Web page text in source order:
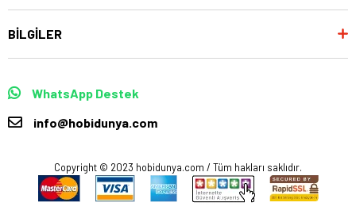
BİLGİLER
WhatsApp Destek
info@hobidunya.com
Copyright © 2023 hobidunya.com / Tüm hakları saklıdır.